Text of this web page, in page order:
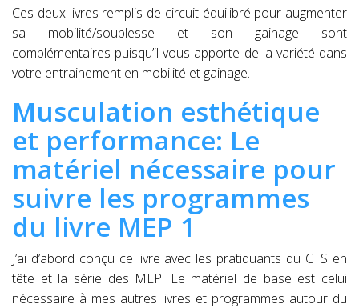
Ces deux livres remplis de circuit équilibré pour augmenter
sa mobilité/souplesse et son gainage sont
complémentaires puisqu’il vous apporte de la variété dans
votre entrainement en mobilité et gainage.
Musculation esthétique
et performance: Le
matériel nécessaire pour
suivre les programmes
du livre MEP 1
J’ai d’abord conçu ce livre avec les pratiquants du CTS en
tête et la série des MEP. Le matériel de base est celui
nécessaire à mes autres livres et programmes autour du